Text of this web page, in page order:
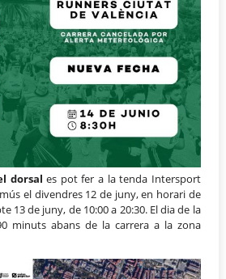
dorsal es pot fer a la tenda Intersport
el divendres 12 de juny, en horari de
13 de juny, de 10:00 a 20:30. El dia de la
minuts abans de la carrera a la zona